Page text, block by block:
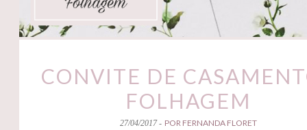
CONVITE DE
FOLHAGEM
27/04/2017 - POR FERNANDA FLORET